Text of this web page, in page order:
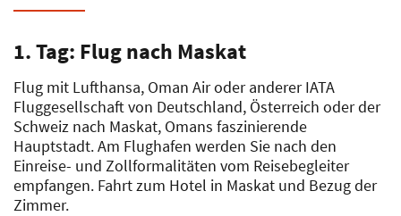
1. Tag: Flug nach Maskat
Flug mit Lufthansa, Oman Air oder anderer IATA
Fluggesellschaft von Deutschland, Österreich oder der
Schweiz nach Maskat, Omans faszinierende
Hauptstadt. Am Flughafen werden Sie nach den
Einreise- und Zollformalitäten vom Reisebegleiter
empfangen. Fahrt zum Hotel in Maskat und Bezug der
Zimmer.